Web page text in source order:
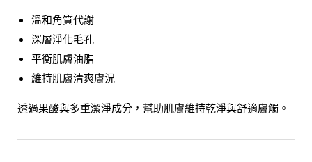
溫和角質代謝
深層淨化毛孔
平衡肌膚油脂
維持肌膚清爽膚況
透過果酸與多重潔淨成分，幫助肌膚維持乾淨與舒適膚觸。